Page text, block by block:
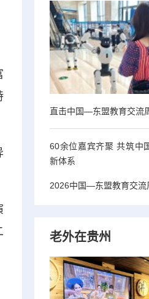
直击中国—东盟教育交流
60余位嘉宾齐聚 共筑中
新体系
2026中国—东盟教育交流
老外在贵州